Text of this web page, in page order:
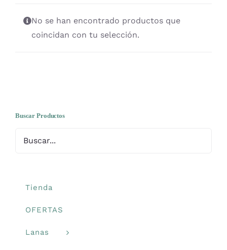
OFERTAS
No se han encontrado productos que
coincidan con tu selección.
Buscar Productos
Tienda
OFERTAS
Lanas